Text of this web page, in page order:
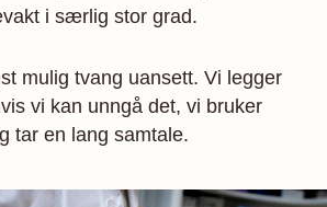
i særlig stor grad.
mulig tvang uansett. Vi legger
vi kan unngå det, vi bruker
tar en lang samtale.